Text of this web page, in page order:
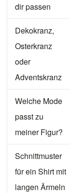
dir passen
Dekokranz,
Osterkranz
oder
Adventskranz
Welche Mode
passt zu
meiner Figur?
Schnittmuster
für ein Shirt mit
langen Ärmeln